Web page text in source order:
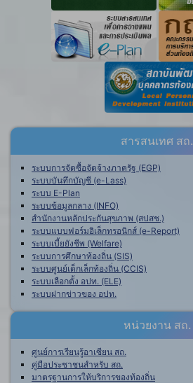
สารสนเทศ สถ.
ระบบการจัดซื้อจัดจ้างภาครัฐ (EGP)
ระบบบันทึกบัญชี (e-Lass)
ระบบ E-Plan
ระบบข้อมูลกลาง (INFO)
สำนักงานหลักประกันสุขภาพ (สปสช.)
ระบบแบบฟอร์มอิเล็กทรอนิกส์ (e-Report)
ระบบเบี้ยยังชีพ (Welfare)
ระบบการศึกษาท้องถิ่น (SIS)
ระบบศูนย์เด็กเล็กท้องถิ่น (CCIS)
ระบบเลือกตั้ง อปท. (ELE)
ระบบฝากข่าวของ อปท.
หน่วยงาน สถ.
ศูนย์การเรียนรู้อาเซียน สถ.
คู่มือประชาชนสำหรับ สถ.
มาตรฐานการให้บริการของท้องถิ่น